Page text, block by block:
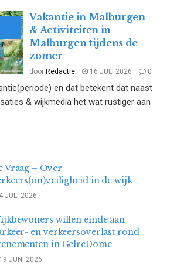
Vakantie in Malburgen
& Activiteiten in
Malburgen tijdens de
zomer
door Redactie 16 JULI 2026 0
en dat betekent dat naast
& wijkmedia het wat rustiger aan
Vraag – Over
in de wijk
JULI 2026
willen einde aan
en verkeersoverlast rond
in GelreDome
JUNI 2026